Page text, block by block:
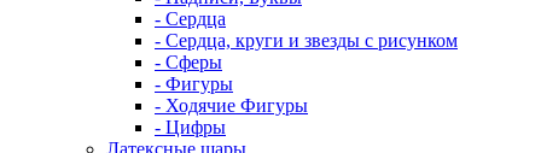
- Сердца
- Сердца, круги и звезды с рисунком
- Сферы
- Фигуры
- Ходячие Фигуры
- Цифры
Латексные шары